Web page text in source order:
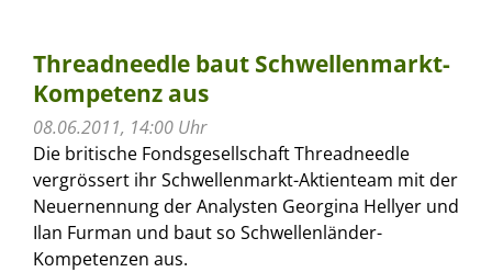
Threadneedle baut Schwellenmarkt-
Kompetenz aus
08.06.2011, 14:00 Uhr
Die britische Fondsgesellschaft Threadneedle
vergrössert ihr Schwellenmarkt-Aktienteam mit der
Neuernennung der Analysten Georgina Hellyer und
Ilan Furman und baut so Schwellenländer-
Kompetenzen aus.